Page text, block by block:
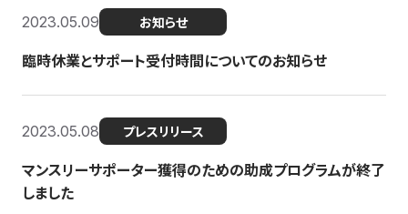
2023.05.09 お知らせ
臨時休業とサポート受付時間についてのお知らせ
2023.05.08 プレスリリース
マンスリーサポーター獲得のための助成プログラムが終了
しました